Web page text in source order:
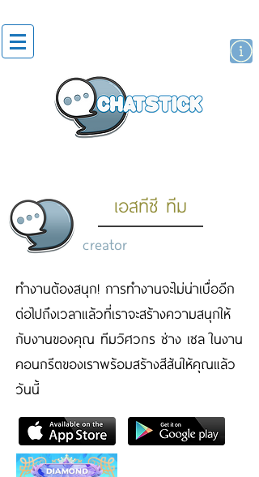
เอสทีซี ทีม
creator
ทำงานต้องสนุก! การทำงานจะไม่น่าเบื่ออีก
ต่อไปถึงเวลาแล้วที่เราจะสร้างความสนุกให้
กับงานของคุณ ทีมวิศวกร ช่าง เซล ในงาน
คอนกรีตของเราพร้อมสร้างสีสันให้คุณแล้ว
วันนี้